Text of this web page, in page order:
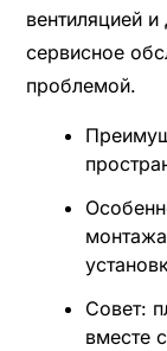
вентиляцией
сервисное
проблемой.
Совет:
вместе